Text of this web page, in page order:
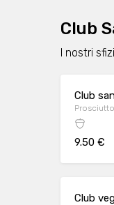
Club
I nostri
Club
9.50 €
Club